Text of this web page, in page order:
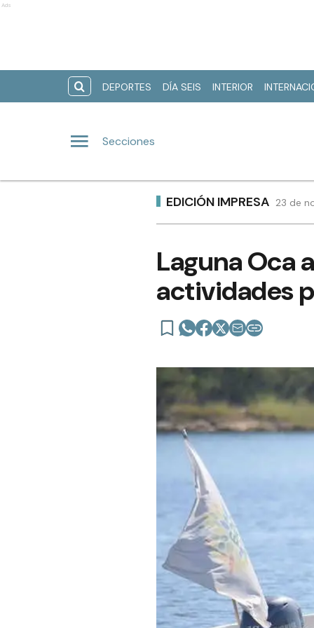
Ads
DEPORTES DÍA SEIS INTERIOR
Secciones
EDICIÓN IMPRESA 23 de
Laguna Oca
actividades